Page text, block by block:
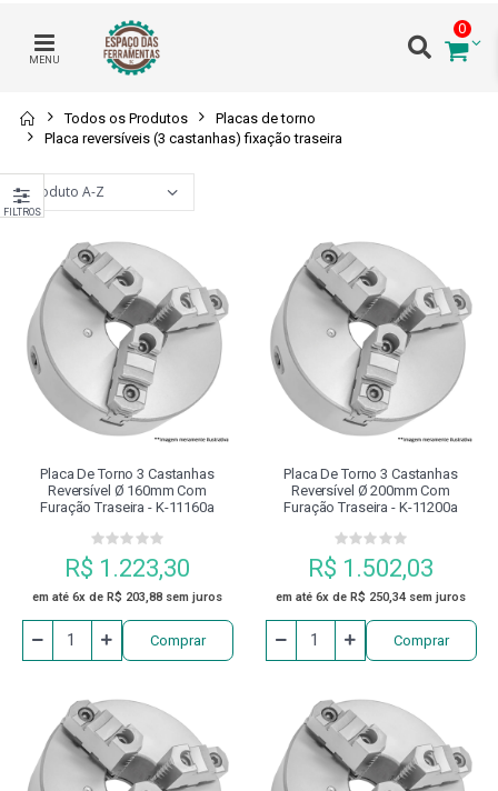
MENU
0
Todos os Produtos
Placas de torno
Placa reversíveis (3 castanhas) fixação traseira
Placa De Torno 3 Castanhas
Reversível Ø 160mm Com
Furação Traseira - K-11160a
R$ 1.223,30
em até 6x de R$ 203,88 sem juros
Comprar
Placa De Torno 3 Castanhas
Reversível Ø 200mm Com
Furação Traseira - K-11200a
R$ 1.502,03
em até 6x de R$ 250,34 sem juros
Comprar
FILTROS